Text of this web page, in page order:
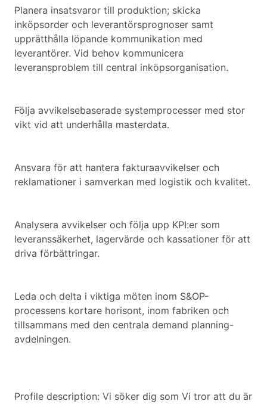
Planera insatsvaror till produktion; skicka
inköpsorder och leverantörsprognoser samt
upprätthålla löpande kommunikation med
leverantörer. Vid behov kommunicera
leveransproblem till central inköpsorganisation.
Följa avvikelsebaserade systemprocesser med stor
vikt vid att underhålla masterdata.
Ansvara för att hantera fakturaavvikelser och
reklamationer i samverkan med logistik och kvalitet.
Analysera avvikelser och följa upp KPI:er som
leveranssäkerhet, lagervärde och kassationer för att
driva förbättringar.
Leda och delta i viktiga möten inom S&OP-
processens kortare horisont, inom fabriken och
tillsammans med den centrala demand planning-
avdelningen.
Profile description: Vi söker dig som Vi tror att du är